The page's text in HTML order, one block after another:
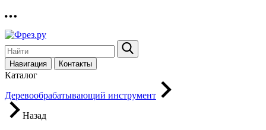
Навигация Контакты
Каталог
Деревообрабатывающий инструмент
Назад